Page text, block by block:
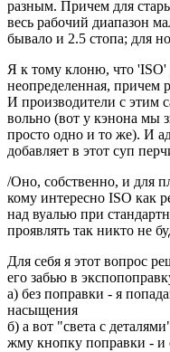
разным. Причем для
весь рабочий диапазон
бывало и 2.5 стопа; для
Я к тому клоню, что 'ISO'
неопределенная, причем
И производители с этим
вольно (вот у кэнона мы
просто одно и то же). И
добавляет в этот суп
/Оно, собственно, и для
кому интересно ISO как
над вуалью при
проявлять так никто не
Для себя я этот вопрос
его забью в
а) без поправки - я
насыщения
б) а вот "света с
жму кнопку поправки - и